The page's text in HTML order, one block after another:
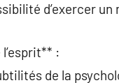
d’exercer
:
de la